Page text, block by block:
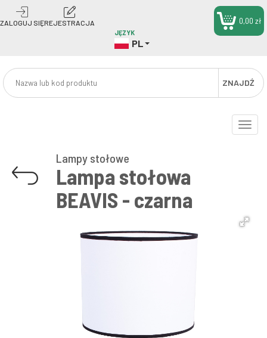
ZALOGUJ SIĘREJESTRACJA
JĘZYK
PL
ZNAJDŹ
0,00 zł
Toggle
Lampy stołowe
Lampa stołowa
BEAVIS - czarna